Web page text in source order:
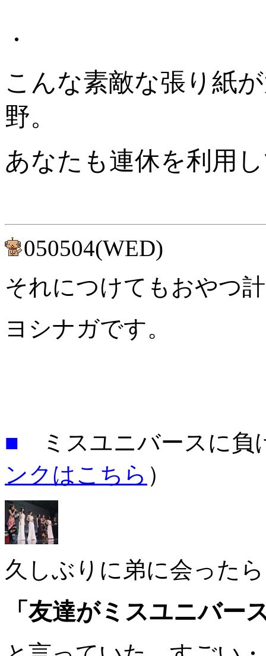
・
こんな素敵な張り紙
野。
あなたも連休を利用
050504(WED)
それにつけてもおや
ヨシナガです。
■ ミスユニバースに
ンクはこちら ）
久しぶりに弟に会った
「友達がミスユニバー